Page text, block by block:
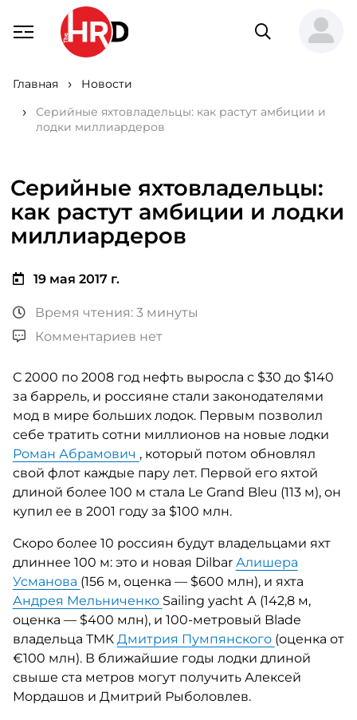
Главная
Новости
Серийные яхтовладельцы: как растут амбиции и
лодки миллиардеров
Серийные яхтовладельцы:
как растут амбиции и лодки
миллиардеров
19 мая 2017 г.
Время чтения: 3 минуты
Комментариев нет
С 2000 по 2008 год нефть выросла с $30 до $140
за баррель, и россияне стали законодателями
мод в мире больших лодок. Первым позволил
себе тратить сотни миллионов на новые лодки
Роман Абрамович , который потом обновлял
свой флот каждые пару лет. Первой его яхтой
длиной более 100 м стала Le Grand Bleu (113 м), он
купил ее в 2001 году за $100 млн.
Скоро более 10 россиян будут владельцами яхт
длиннее 100 м: это и новая Dilbar Алишера
Усманова (156 м, оценка — $600 млн), и яхта
Андрея Мельниченко Sailing yacht А (142,8 м,
оценка — $400 млн), и 100-метровый Blade
владельца ТМК Дмитрия Пумпянского (оценка от
€100 млн). В ближайшие годы лодки длиной
свыше ста метров могут получить Алексей
Мордашов и Дмитрий Рыболовлев.